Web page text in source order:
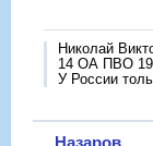
Николай
14 ОА ПВО
У России
Назаров